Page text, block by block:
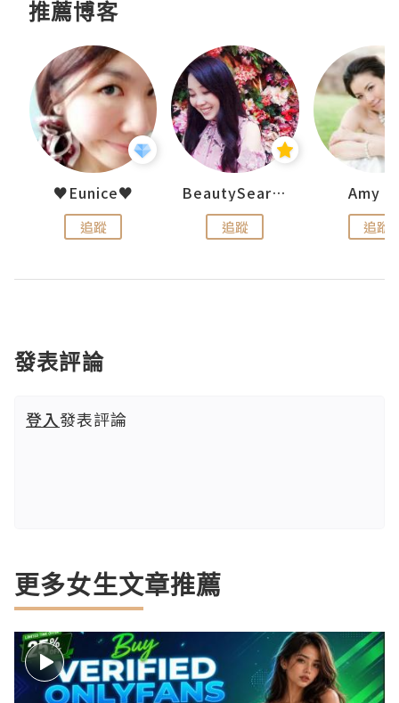
推薦博客
♥Eunice♥
追蹤
BeautySearch
追蹤
Amy
追蹤
發表評論
登入發表評論
更多女生文章推薦